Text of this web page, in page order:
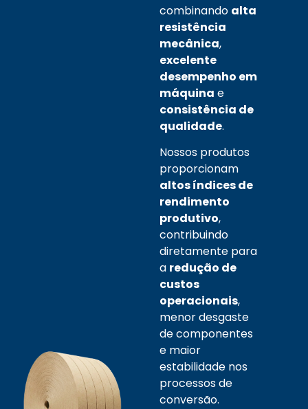
combinando alta
resistência
mecânica,
excelente
desempenho em
máquina e
consistência de
qualidade.
Nossos produtos
proporcionam
altos índices de
rendimento
produtivo,
contribuindo
diretamente para
a redução de
custos
operacionais,
menor desgaste
de componentes
e maior
estabilidade nos
processos de
conversão.